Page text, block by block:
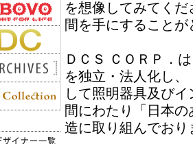
を想像してみてく
間を手にすること
ＤＣＳ ＣＯＲＰ．
を独立・法人化し
して照明器具及び
間にわたり「日本
造に取り組んでおり